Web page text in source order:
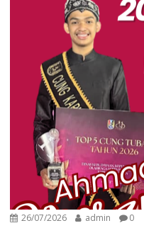
26/07/2026 admin 0